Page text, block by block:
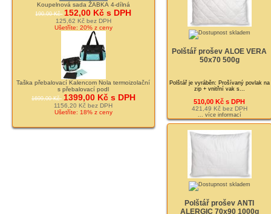
Koupelnová sada ŽABKA 4-dílná
190,00 Kč 152,00 Kč s DPH
125,62 Kč bez DPH
Ušetříte: 20% z ceny
Taška přebalovací Kalencom Nola termoizolační
s přebalovací podl
1699,00 Kč 1399,00 Kč s DPH
1156,20 Kč bez DPH
Ušetříte: 18% z ceny
Polštář prošev ALOE VERA
50x70 500g
Polštář je vyráběn: Prošívaný povlak na
zip + vnitřní vak s...
510,00 Kč s DPH
421,49 Kč bez DPH
... více informací
Polštář prošev ANTI
ALERGIC 70x90 1000g